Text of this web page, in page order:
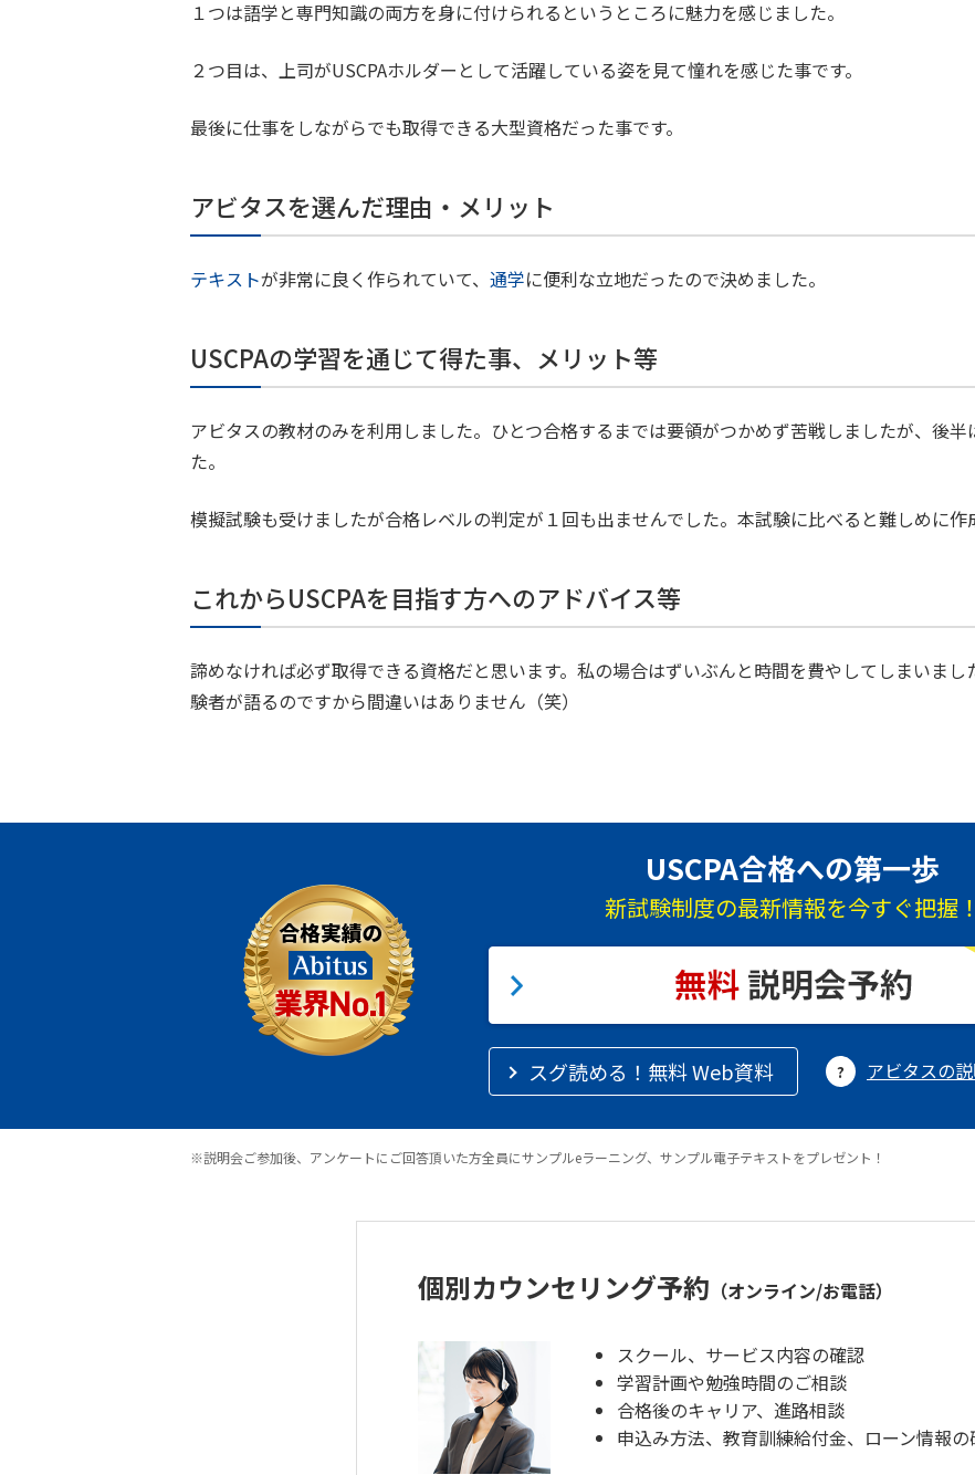
１つは語学と専門知識の両方を身に付けられるというところに魅力を感じました。
２つ目は、上司がUSCPAホルダーとして活躍している姿を見て憧れを感じた事です。
最後に仕事をしながらでも取得できる大型資格だった事です。
アビタスを選んだ理由・メリット
テキストが非常に良く作られていて、 通学に便利な立地だったので決めました。
USCPAの学習を通じて得た事、メリット等
アビタスの教材のみを利用しました。ひとつ合格するまでは要領がつかめず苦戦しましたが、後
た。
模擬試験も受けましたが合格レベルの判定が１回も出ませんでした。本試験に比べると難しめに作
これからUSCPAを目指す方へのアドバイス等
諦めなければ必ず取得できる資格だと思います。私の場合はずいぶんと時間を費やしてしまいま
験者が語るのですから間違いはありません（笑）
USCPA合格への第一歩
新試験制度の最新情報を今すぐ把握！
スグ読める！無料 Web資料 アビタスの
※説明会ご参加後、アンケートにご回答頂いた方全員にサンプルeラーニング、サンプル電子テキストをプレゼント！
個別カウンセリング予約 （オンライン/お電話）
スクール、サービス内容の確認
学習計画や勉強時間のご相談
合格後のキャリア、進路相談
申込み方法、教育訓練給付金、ローン情報の